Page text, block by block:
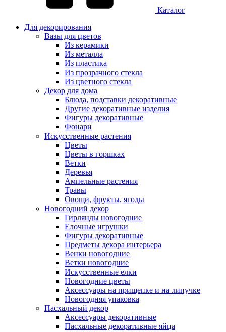
Каталог
Для декорирования
Вазы для цветов
Из керамики
Из металла
Из пластика
Из прозрачного стекла
Из цветного стекла
Декор для дома
Блюда, подставки декоративные
Другие декоративные изделия
Фигуры декоративные
Фонари
Искусственные растения
Цветы
Цветы в горшках
Ветки
Деревья
Ампельные растения
Травы
Овощи, фрукты, ягоды
Новогодний декор
Гирлянды новогодние
Елочные игрушки
Фигуры декоративные
Предметы декора интерьера
Венки новогодние
Ветки новогодние
Искусственные елки
Новогодние цветы
Аксессуары на прищепке и на липучке
Новогодняя упаковка
Пасхальный декор
Аксессуары декоративные
Пасхальные декоративные яйца